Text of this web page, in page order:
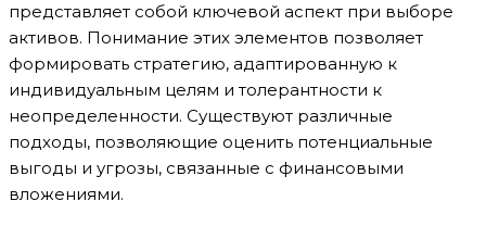
представляет собой ключевой аспект при выборе
активов. Понимание этих элементов позволяет
формировать стратегию, адаптированную к
индивидуальным целям и толерантности к
неопределенности. Существуют различные
подходы, позволяющие оценить потенциальные
выгоды и угрозы, связанные с финансовыми
вложениями.